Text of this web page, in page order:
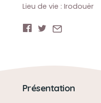
Lieu de vie : Irodouër
Présentation